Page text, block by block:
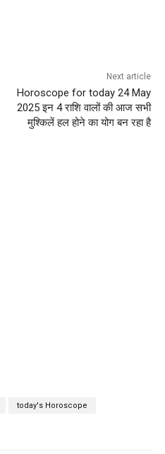
Next article
Horoscope for today 24 May
2025 इन 4 राशि वालों की आज सभी
मुश्किलें हल होने का योग बन रहा है
today's Horoscope